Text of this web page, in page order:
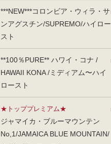
***NEW***コロンビア・ウィラ・サ
ンアグスチン/SUPREMO/ハイロー
スト
**100％PURE** ハワイ・コナ /
HAWAII KONA /ミディアム〜ハイ
ロースト
★トッププレミアム★
ジャマイカ・ブルーマウンテン
No,1/JAMAICA BLUE MOUNTAIN/